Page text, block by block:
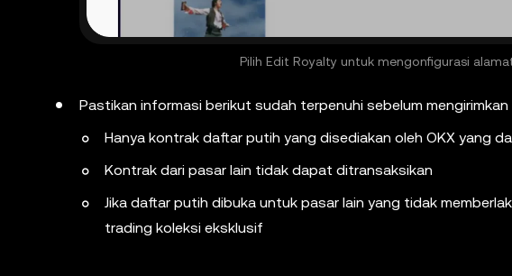
Pilih Edit Royalty untuk mengonfigurasi
Pastikan informasi berikut sudah terpenuhi sebelum
Hanya kontrak daftar putih yang disediakan oleh OKX yang
Kontrak dari pasar lain tidak dapat ditransaksikan
Jika daftar putih dibuka untuk pasar lain yang tidak
trading koleksi eksklusif